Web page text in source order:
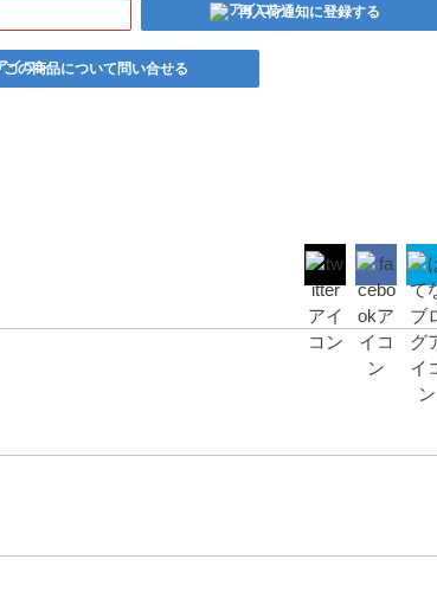
再入荷通知に登録する
この商品について問い合せる